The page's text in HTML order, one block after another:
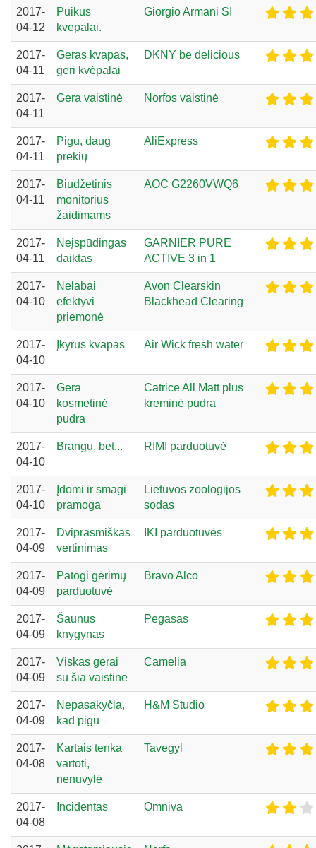
2017-
04-12
Puikūs
kvepalai.
Giorgio Armani SI
2017-
04-11
Geras kvapas,
geri kvėpalai
DKNY be delicious
2017-
04-11
Gera vaistinė Norfos vaistinė
2017-
04-11
Pigu, daug
prekių
AliExpress
2017-
04-11
Biudžetinis
monitorius
žaidimams
AOC G2260VWQ6
2017-
04-11
Neįspūdingas
daiktas
GARNIER PURE
ACTIVE 3 in 1
2017-
04-10
Nelabai
efektyvi
priemonė
Avon Clearskin
Blackhead Clearing
2017-
04-10
Įkyrus kvapas Air Wick fresh water
2017-
04-10
Gera
kosmetinė
pudra
Catrice All Matt plus
kreminė pudra
2017-
04-10
Brangu, bet... RIMI parduotuvė
2017-
04-10
Įdomi ir smagi
pramoga
Lietuvos zoologijos
sodas
2017-
04-09
Dviprasmiškas
vertinimas
IKI parduotuvės
2017-
04-09
Patogi gėrimų
parduotuvė
Bravo Alco
2017-
04-09
Šaunus
knygynas
Pegasas
2017-
04-09
Viskas gerai
su šia vaistine
Camelia
2017-
04-09
Nepasakyčia,
kad pigu
H&M Studio
2017-
04-08
Kartais tenka
vartoti,
nenuvylė
Tavegyl
2017-
04-08
Incidentas Omniva